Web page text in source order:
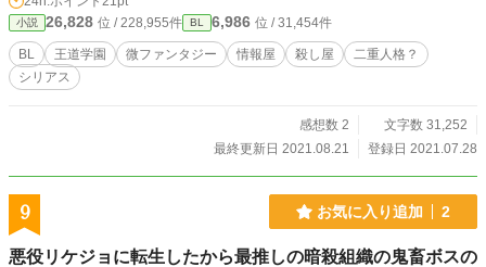
小説 26,828 位 / 228,955件 BL 6,986 位 / 31,454件
BL 王道学園 微ファンタジー 情報屋 殺し屋
二重人格？
シリアス
感想数 2
文字数 31,252
最終更新日 2021.08.21
登録日 2021.07.28
9 お気に入り追加 2
悪役リケジョに転生したから最推しの暗殺組織の鬼畜ボスの